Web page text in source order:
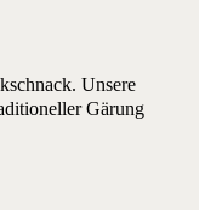
Unsere
Gärung